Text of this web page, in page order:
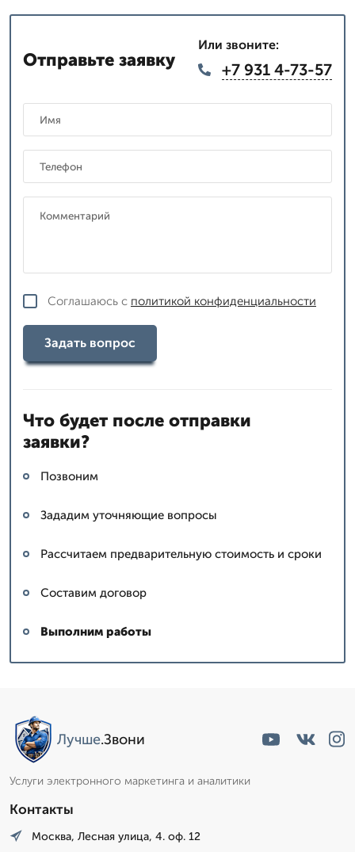
Отправьте заявку
Или звоните:
+7 931 4-73-57
Соглашаюсь с политикой конфиденциальности
Задать вопрос
Что будет после отправки
заявки?
Позвоним
Зададим уточняющие вопросы
Рассчитаем предварительную стоимость и сроки
Составим договор
Выполним работы
Лучше.Звони
Услуги электронного маркетинга и аналитики
Контакты
Москва, Лесная улица, 4. оф. 12